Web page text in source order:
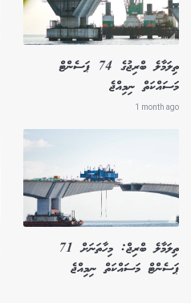
ތިލަމާލެ ބްރިޖުގެ 74 ޕަސެންޓް
މަސައްކަތް ނިމިއްޖެ
1 month ago
ތިލަމާލެ ބްރިޖް: މިހާތަނަށް 71
ޕަސެންޓް މަސައްކަތް ނިމިއްޖެ